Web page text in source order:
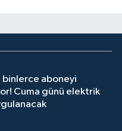
aboneyi
Cuma günü elektrik